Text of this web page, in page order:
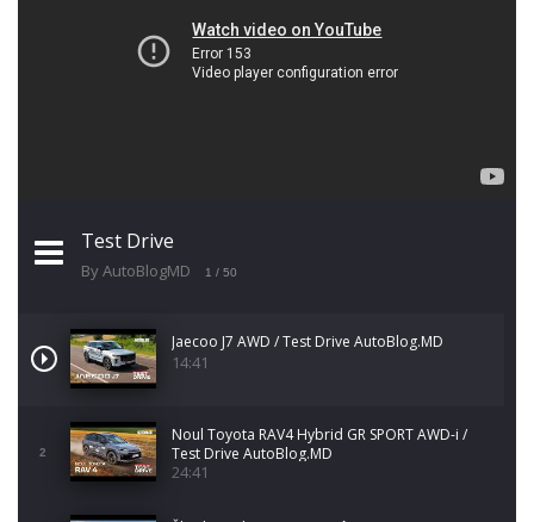
Test Drive
By AutoBlogMD 1 / 50
Jaecoo J7 AWD / Test Drive AutoBlog.MD
14:41
2
Noul Toyota RAV4 Hybrid GR SPORT AWD-i /
Test Drive AutoBlog.MD
24:41